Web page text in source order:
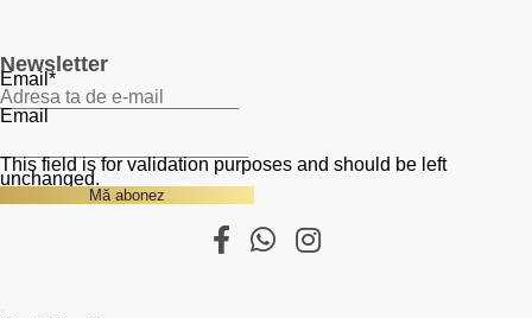
Newsletter
Email *
Email
This field is for validation purposes and should be left
unchanged.